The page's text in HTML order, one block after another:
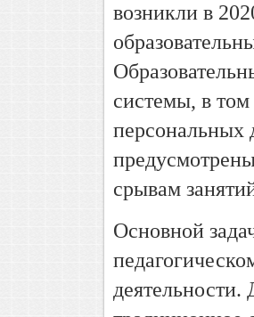
возникли в
системы, в
персональных
срывам
Основной
деятельности.